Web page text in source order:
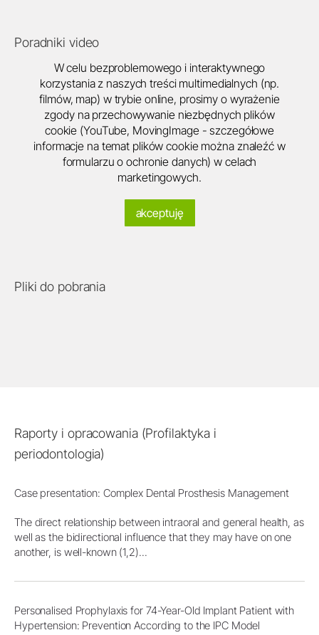
Poradniki video
W celu bezproblemowego i interaktywnego
korzystania z naszych treści multimedialnych (np.
filmów, map) w trybie online, prosimy o wyrażenie
zgody na przechowywanie niezbędnych plików
cookie (YouTube, MovingImage - szczegółowe
informacje na temat plików cookie można znaleźć w
formularzu o ochronie danych) w celach
marketingowych.
akceptuję
Pliki do pobrania
Raporty i opracowania (Profilaktyka i
periodontologia)
Case presentation: Complex Dental Prosthesis Management
The direct relationship between intraoral and general health, as
well as the bidirectional influence that they may have on one
another, is well-known (1,2)...
Personalised Prophylaxis for 74-Year-Old Implant Patient with
Hypertension: Prevention According to the IPC Model